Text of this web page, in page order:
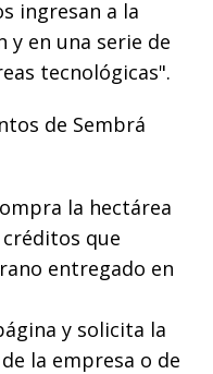
ingresan a la
y en una serie de
tecnológicas".
de Sembrá
la hectárea
que
entregado en
y solicita la
la empresa o de